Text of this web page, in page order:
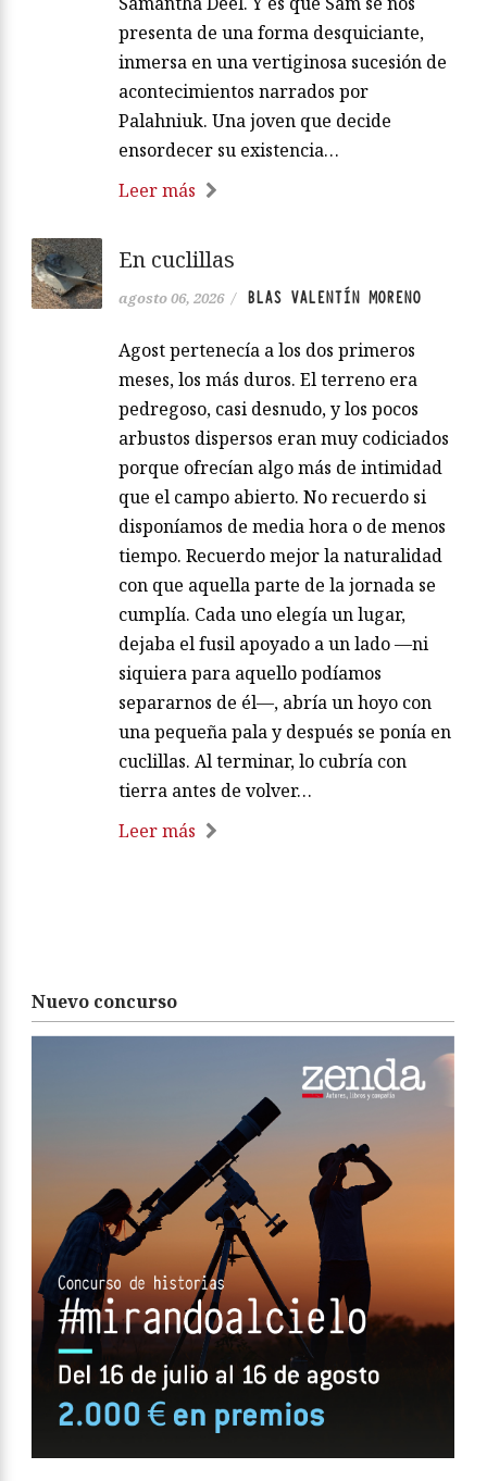
presenta de una forma desquiciante,
inmersa en una vertiginosa sucesión de
acontecimientos narrados por
Palahniuk. Una joven que decide
ensordecer su existencia…
Leer más
En cuclillas
agosto 06, 2026 / BLAS VALENTÍN MORENO
Agost pertenecía a los dos primeros
meses, los más duros. El terreno era
pedregoso, casi desnudo, y los pocos
arbustos dispersos eran muy codiciados
porque ofrecían algo más de intimidad
que el campo abierto. No recuerdo si
disponíamos de media hora o de menos
tiempo. Recuerdo mejor la naturalidad
con que aquella parte de la jornada se
cumplía. Cada uno elegía un lugar,
dejaba el fusil apoyado a un lado —ni
siquiera para aquello podíamos
separarnos de él—, abría un hoyo con
una pequeña pala y después se ponía en
cuclillas. Al terminar, lo cubría con
tierra antes de volver…
Leer más
Nuevo concurso